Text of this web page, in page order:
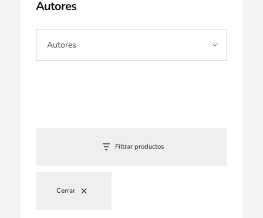
Autores
Filtrar productos
Cerrar